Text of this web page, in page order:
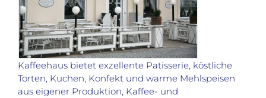
Kaffeehaus bietet exzellente Patisserie, köstliche
Torten, Kuchen, Konfekt und warme Mehlspeisen
aus eigener Produktion, Kaffee- und